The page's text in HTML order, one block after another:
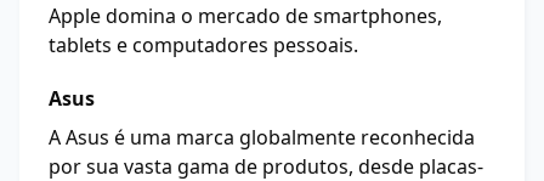
Apple domina o mercado de smartphones,
tablets e computadores pessoais.
Asus
A Asus é uma marca globalmente reconhecida
por sua vasta gama de produtos, desde placas-